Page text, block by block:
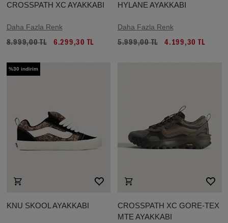
CROSSPATH XC AYAKKABI
Daha Fazla Renk
8.999,00 TL 6.299,30 TL
HYLANE AYAKKABI
Daha Fazla Renk
5.999,00 TL 4.199,30 TL
%30 indirim
KNU SKOOL AYAKKABI
CROSSPATH XC GORE-TEX
MTE AYAKKABI